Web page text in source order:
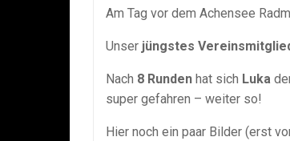
Am Tag vor dem Achensee
Unser jüngstes
Nach 8 Runden hat sich Luka
super gefahren – weiter so!
Hier noch ein paar Bilder (erst